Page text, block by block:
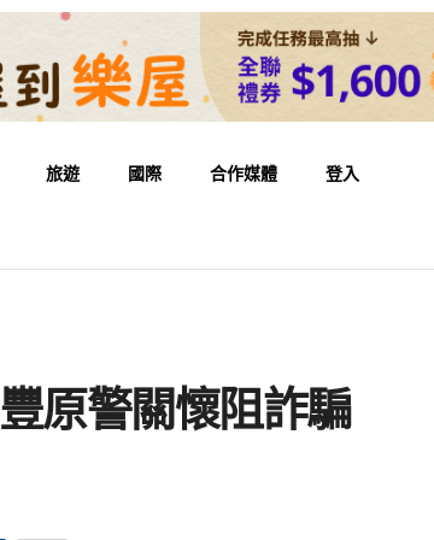
旅遊 國際 合作媒體 登入
原警關懷阻詐騙